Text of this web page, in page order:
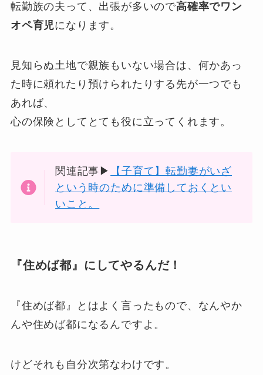
転勤族の夫って、出張が多いので高確率でワン
オペ育児になります。
見知らぬ土地で親族もいない場合は、何かあっ
た時に頼れたり預けられたりする先が一つでも
あれば、
心の保険としてとても役に立ってくれます。
関連記事▶
【子育て】転勤妻がいざ
という時のために準備しておくとい
いこと。
『住めば都』にしてやるんだ！
『住めば都』とはよく言ったもので、なんやか
んや住めば都になるんですよ。
けどそれも自分次第なわけです。